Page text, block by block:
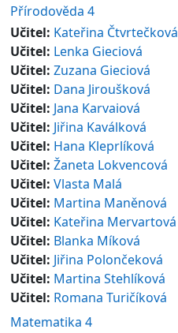
Přírodověda 4
Učitel: Kateřina Čtvrtečková
Učitel: Lenka Gieciová
Učitel: Zuzana Gieciová
Učitel: Dana Jiroušková
Učitel: Jana Karvaiová
Učitel: Jiřina Kaválková
Učitel: Hana Kleprlíková
Učitel: Žaneta Lokvencová
Učitel: Vlasta Malá
Učitel: Martina Maněnová
Učitel: Kateřina Mervartová
Učitel: Blanka Míková
Učitel: Jiřina Polončeková
Učitel: Martina Stehlíková
Učitel: Romana Turičíková
Matematika 4